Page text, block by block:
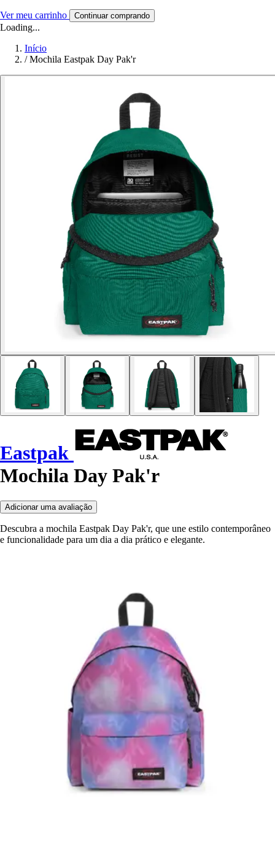
Ver meu carrinho Continuar comprando
Loading...
Início
/ Mochila Eastpak Day Pak'r
Eastpak
Mochila Day Pak'r
Adicionar uma avaliação
Descubra a mochila Eastpak Day Pak'r, que une estilo contemporâneo
e funcionalidade para um dia a dia prático e elegante.